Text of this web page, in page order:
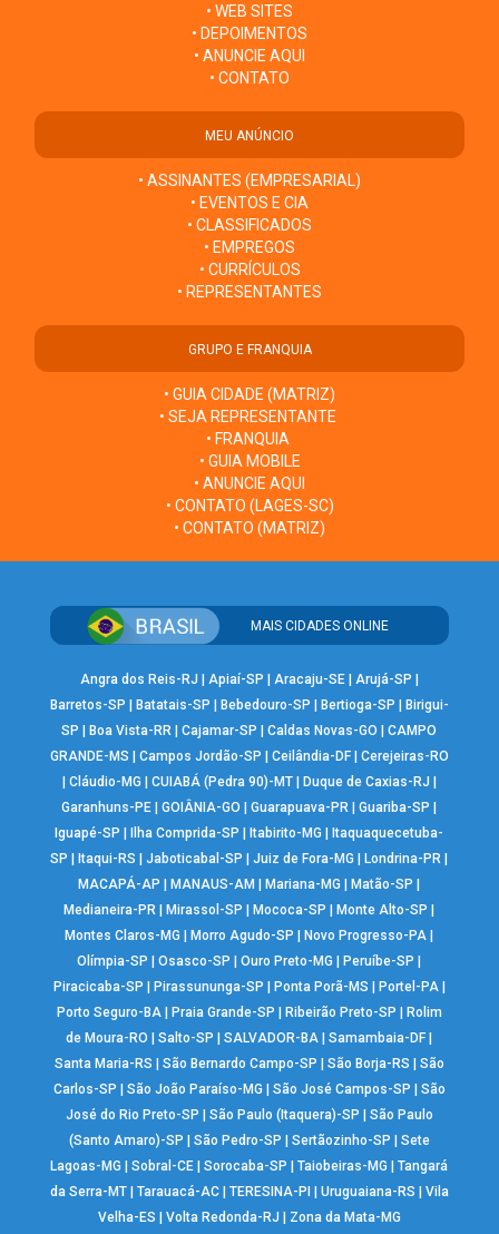
• WEB SITES
• DEPOIMENTOS
• ANUNCIE AQUI
• CONTATO
MEU ANÚNCIO
• ASSINANTES (EMPRESARIAL)
• EVENTOS E CIA
• CLASSIFICADOS
• EMPREGOS
• CURRÍCULOS
• REPRESENTANTES
GRUPO E FRANQUIA
• GUIA CIDADE (MATRIZ)
• SEJA REPRESENTANTE
• FRANQUIA
• GUIA MOBILE
• ANUNCIE AQUI
• CONTATO (LAGES-SC)
• CONTATO (MATRIZ)
MAIS CIDADES ONLINE
Angra dos Reis-RJ Apiaí-SP Aracaju-SE| Arujá-SP
Barretos-SP
Batatais-SP Bebedouro-SP Bertioga-SP
Birigui-
SP
Boa Vista-RR |Cajamar-SP |Caldas Novas-GO |CAMPO
GRANDE-MS
Campos Jordão-SP Ceilândia-DF| Cerejeiras-RO
Cláudio-MG CUIABÁ (Pedra 90)-MT| Duque de Caxias-RJ
Garanhuns-PE |GOIÂNIA-GO |Guarapuava-PR |Guariba-SP
Iguapé-SP
Ilha Comprida-SP Itabirito-MG
Itaquaquecetuba-
SP
Itaqui-RS |Jaboticabal-SP |Juiz de Fora-MG Londrina-PR
MACAPÁ-AP
MANAUS-AM Mariana-MG Matão-SP
Medianeira-PR
Mirassol-SP Mococa-SP Monte Alto-SP
Montes Claros-MG
Morro Agudo-SP Novo Progresso-PA
Olímpia-SP
|Osasco-SP |Ouro Preto-MG Peruíbe-SP
Piracicaba-SP
Pirassununga-SP Ponta Porã-MS Portel-PA|
Porto Seguro-BA| Praia Grande-SP Ribeirão Preto-SP
Rolim
de Moura-RO
|Salto-SP |SALVADOR-BA |Samambaia-DF
Santa Maria-RS
São Bernardo Campo-SP São Borja-RS
São
Carlos-SP
São João Paraíso-MG São José Campos-SP
São
José do Rio Preto-SP
São Paulo (Itaquera)-SP
São Paulo
(Santo Amaro)-SP
São Pedro-SP Sertãozinho-SP
Sete
Lagoas-MG
|Sobral-CE |Sorocaba-SP |Taiobeiras-MG |Tangará
da Serra-MT| Tarauacá-AC| TERESINA-PI Uruguaiana-RS
Vila
Velha-ES
Volta Redonda-RJ Zona da Mata-MG